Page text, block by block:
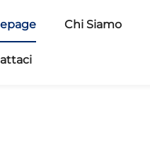
Chi Siamo